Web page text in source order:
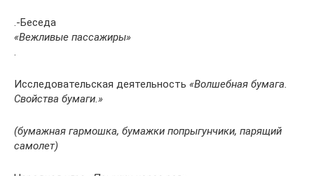
.-Беседа
«Вежливые пассажиры»
.
Исследовательская деятельность «Волшебная бумага.
Свойства бумаги.»
(бумажная гармошка, бумажки попрыгунчики, парящий
самолет)